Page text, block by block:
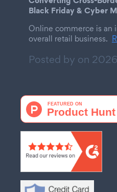
Black Friday & Cyber
Online commerce is an
overall retail business.
Posted by on